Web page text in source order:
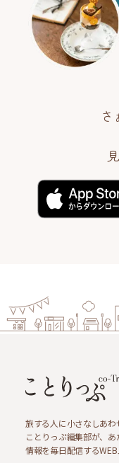
さ
旅する人に小さなしあわ
ことりっぷ編集部が、
情報を毎日配信するWEB